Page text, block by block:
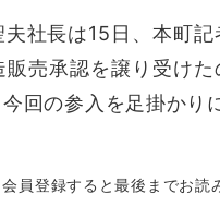
社長は15日、本町
売承認を譲り受け
回の参入を足掛かり
会員登録すると最後までお読